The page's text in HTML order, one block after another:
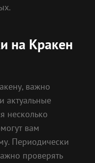
на Кракен
важно
актуальные
несколько
вам
Периодически
проверять